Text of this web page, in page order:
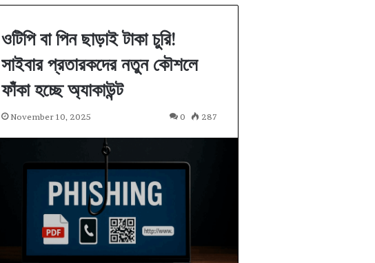
ওটিপি বা পিন ছাড়াই টাকা চুরি!
সাইবার প্রতারকদের নতুন কৌশলে
ফাঁকা হচ্ছে অ্যাকাউন্ট
November 10, 2025 0 287